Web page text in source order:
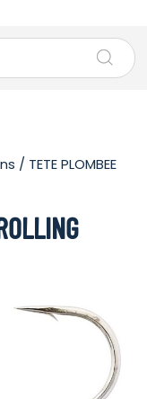
/ TETE PLOMBEE